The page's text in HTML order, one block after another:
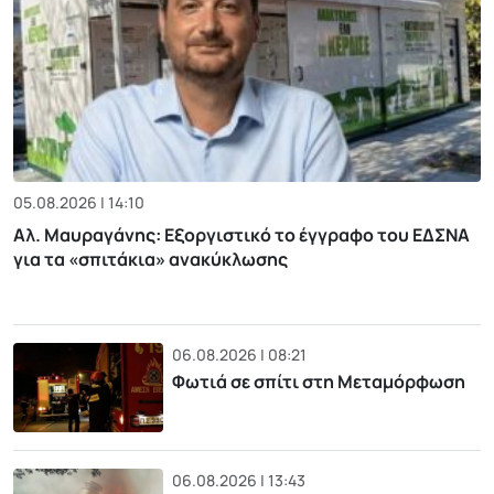
05.08.2026 | 14:10
Αλ. Μαυραγάνης: Εξοργιστικό το έγγραφο του ΕΔΣΝΑ
για τα «σπιτάκια» ανακύκλωσης
06.08.2026 | 08:21
Φωτιά σε σπίτι στη Μεταμόρφωση
06.08.2026 | 13:43